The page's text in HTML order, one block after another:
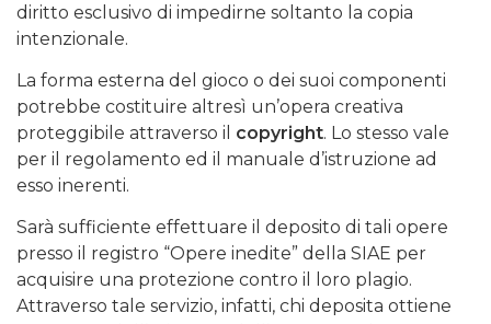
diritto esclusivo di impedirne soltanto la copia
intenzionale.
La forma esterna del gioco o dei suoi componenti
potrebbe costituire altresì un’opera creativa
proteggibile attraverso il copyright. Lo stesso vale
per il regolamento ed il manuale d’istruzione ad
esso inerenti.
Sarà sufficiente effettuare il deposito di tali opere
presso il registro “Opere inedite” della SIAE per
acquisire una protezione contro il loro plagio.
Attraverso tale servizio, infatti, chi deposita ottiene